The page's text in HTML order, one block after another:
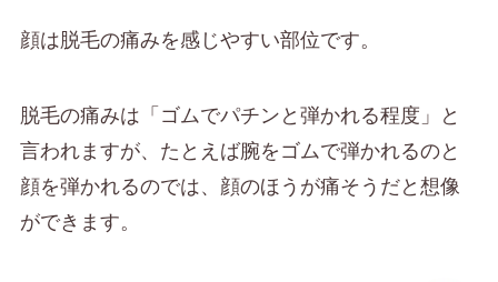
顔は脱毛の痛みを感じやすい部位です。
脱毛の痛みは「ゴムでパチンと弾かれる程度」と
言われますが、たとえば腕をゴムで弾かれるのと
顔を弾かれるのでは、顔のほうが痛そうだと想像
ができます。